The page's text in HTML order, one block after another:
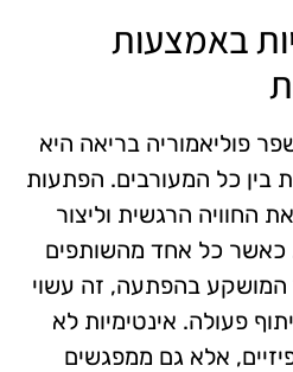
באמצעות
פוליאמוריה בריאה היא
בין כל המעורבים. הפתעות
החוויה הרגשית וליצור
כאשר כל אחד מהשותפים
המושקע בהפתעה, זה עשוי
פעולה. אינטימיות לא
אלא גם ממפגשים